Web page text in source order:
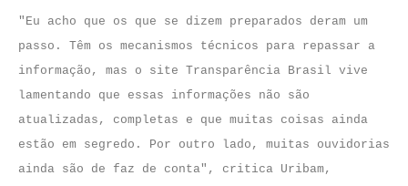
"Eu acho que os que se dizem preparados deram um
passo. Têm os mecanismos técnicos para repassar a
informação, mas o site Transparência Brasil vive
lamentando que essas informações não são
atualizadas, completas e que muitas coisas ainda
estão em segredo. Por outro lado, muitas ouvidorias
ainda são de faz de conta", critica Uribam,